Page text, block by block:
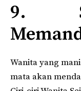
9.
Wanita yang
mata akan